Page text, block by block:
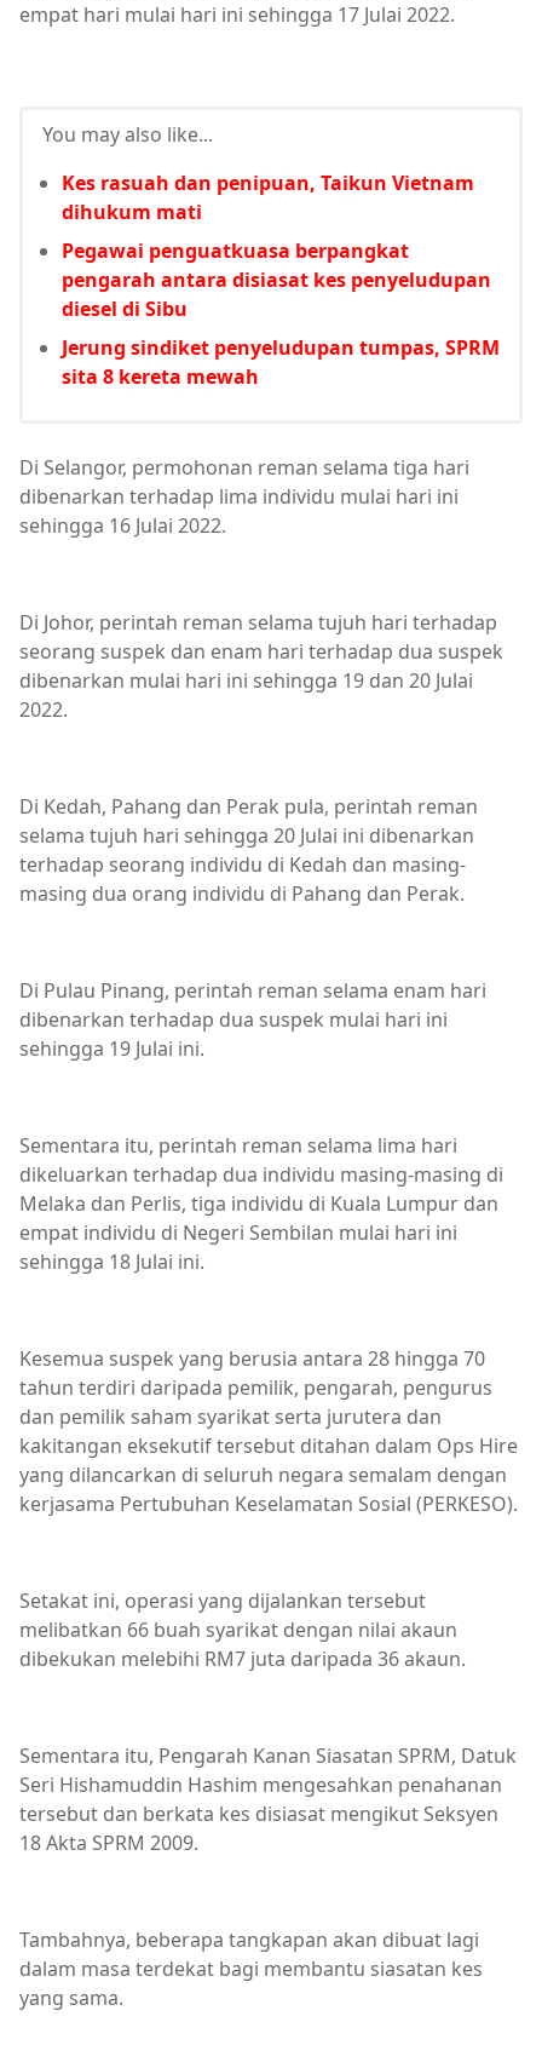
empat hari mulai hari ini sehingga 17 Julai 2022.
You may also like...
Kes rasuah dan penipuan, Taikun Vietnam
dihukum mati
Pegawai penguatkuasa berpangkat
pengarah antara disiasat kes penyeludupan
diesel di Sibu
Jerung sindiket penyeludupan tumpas, SPRM
sita 8 kereta mewah
Di Selangor, permohonan reman selama tiga hari
dibenarkan terhadap lima individu mulai hari ini
sehingga 16 Julai 2022.
Di Johor, perintah reman selama tujuh hari terhadap
seorang suspek dan enam hari terhadap dua suspek
dibenarkan mulai hari ini sehingga 19 dan 20 Julai
2022.
Di Kedah, Pahang dan Perak pula, perintah reman
selama tujuh hari sehingga 20 Julai ini dibenarkan
terhadap seorang individu di Kedah dan masing-
masing dua orang individu di Pahang dan Perak.
Di Pulau Pinang, perintah reman selama enam hari
dibenarkan terhadap dua suspek mulai hari ini
sehingga 19 Julai ini.
Sementara itu, perintah reman selama lima hari
dikeluarkan terhadap dua individu masing-masing di
Melaka dan Perlis, tiga individu di Kuala Lumpur dan
empat individu di Negeri Sembilan mulai hari ini
sehingga 18 Julai ini.
Kesemua suspek yang berusia antara 28 hingga 70
tahun terdiri daripada pemilik, pengarah, pengurus
dan pemilik saham syarikat serta jurutera dan
kakitangan eksekutif tersebut ditahan dalam Ops Hire
yang dilancarkan di seluruh negara semalam dengan
kerjasama Pertubuhan Keselamatan Sosial (PERKESO).
Setakat ini, operasi yang dijalankan tersebut
melibatkan 66 buah syarikat dengan nilai akaun
dibekukan melebihi RM7 juta daripada 36 akaun.
Sementara itu, Pengarah Kanan Siasatan SPRM, Datuk
Seri Hishamuddin Hashim mengesahkan penahanan
tersebut dan berkata kes disiasat mengikut Seksyen
18 Akta SPRM 2009.
Tambahnya, beberapa tangkapan akan dibuat lagi
dalam masa terdekat bagi membantu siasatan kes
yang sama.